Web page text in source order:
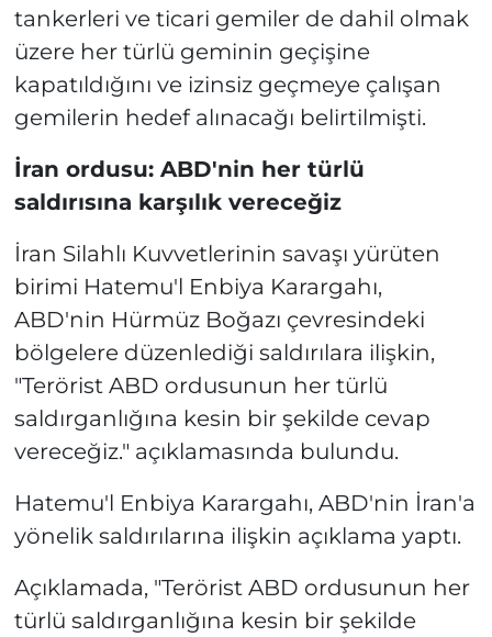
tankerleri ve ticari gemiler de dahil olmak
üzere her türlü geminin geçişine
kapatıldığını ve izinsiz geçmeye çalışan
gemilerin hedef alınacağı belirtilmişti.
İran ordusu: ABD'nin her türlü
saldırısına karşılık vereceğiz
İran Silahlı Kuvvetlerinin savaşı yürüten
birimi Hatemu'l Enbiya Karargahı,
ABD'nin Hürmüz Boğazı çevresindeki
bölgelere düzenlediği saldırılara ilişkin,
"Terörist ABD ordusunun her türlü
saldırganlığına kesin bir şekilde cevap
vereceğiz." açıklamasında bulundu.
Hatemu'l Enbiya Karargahı, ABD'nin İran'a
yönelik saldırılarına ilişkin açıklama yaptı.
Açıklamada, "Terörist ABD ordusunun her
türlü saldırganlığına kesin bir şekilde